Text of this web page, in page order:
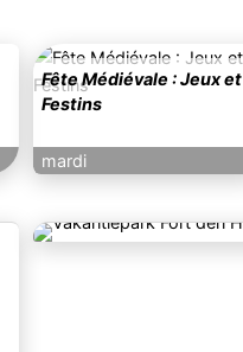
Fête Médiévale : Jeux et
Festins
mardi